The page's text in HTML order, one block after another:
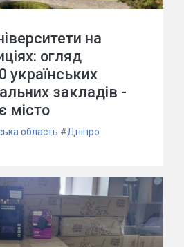
на
огляд
українських
закладів -
місто
область #Дніпро